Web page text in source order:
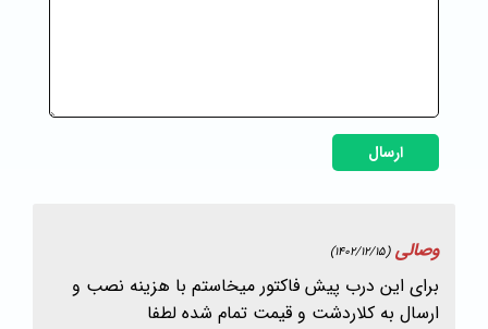
ارسال
وصالی (1402/12/15)
برای این درب پیش فاکتور میخاستم با هزینه نصب و
ارسال به کلاردشت و قیمت تمام شده لطفا